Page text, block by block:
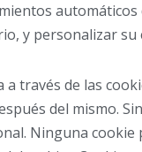
y personalizar
través de las
del mismo.
Ninguna